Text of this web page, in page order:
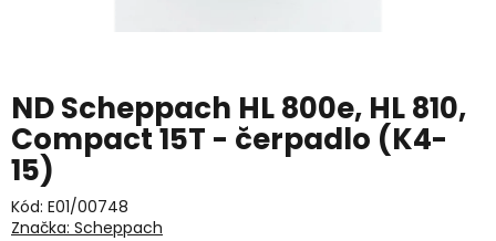
ND Scheppach HL 800e, HL 810,
Compact 15T - čerpadlo (K4-
15)
Kód: E01/00748
Značka: Scheppach